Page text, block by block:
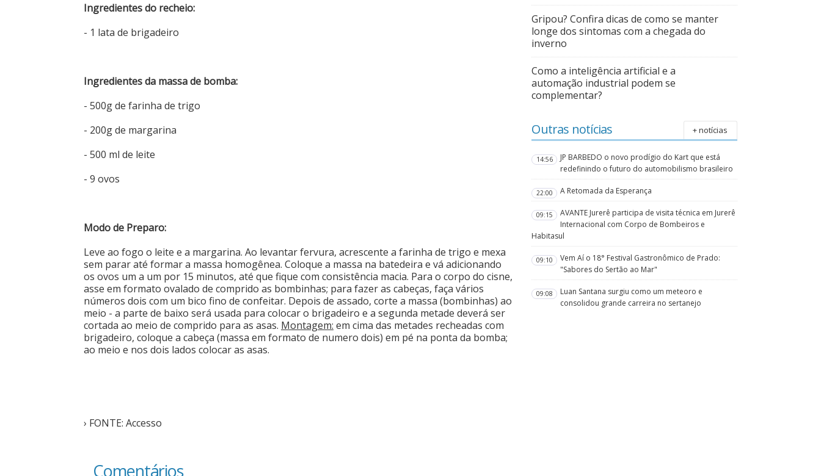
Ingredientes do recheio:
- 1 lata de brigadeiro
Ingredientes da massa de bomba:
- 500g de farinha de trigo
- 200g de margarina
- 500 ml de leite
- 9 ovos
Modo de Preparo:
Leve ao fogo o leite e a margarina. Ao levantar fervura, acrescente a farinha de trigo e mexa
sem parar até formar a massa homogênea. Coloque a massa na batedeira e vá adicionando
os ovos um a um por 15 minutos, até que fique com consistência macia. Para o corpo do cisne,
asse em formato ovalado de comprido as bombinhas; para fazer as cabeças, faça vários
números dois com um bico fino de confeitar. Depois de assado, corte a massa (bombinhas) ao
meio - a parte de baixo será usada para colocar o brigadeiro e a segunda metade deverá ser
cortada ao meio de comprido para as asas. Montagem: em cima das metades recheadas com
brigadeiro, coloque a cabeça (massa em formato de numero dois) em pé na ponta da bomba;
ao meio e nos dois lados colocar as asas.
› FONTE: Accesso
Comentários
Gripou? Confira dicas de como se manter
longe dos sintomas com a chegada do
inverno
Como a inteligência artificial e a
automação industrial podem se
complementar?
Outras notícias + notícias
14:56
JP BARBEDO o novo prodígio do Kart que está
redefinindo o futuro do automobilismo brasileiro
22:00 A Retomada da Esperança
09:15
AVANTE Jurerê participa de visita técnica em Jurerê
Internacional com Corpo de Bombeiros e
Habitasul
09:10
Vem Aí o 18° Festival Gastronômico de Prado:
"Sabores do Sertão ao Mar"
09:08
Luan Santana surgiu como um meteoro e
consolidou grande carreira no sertanejo